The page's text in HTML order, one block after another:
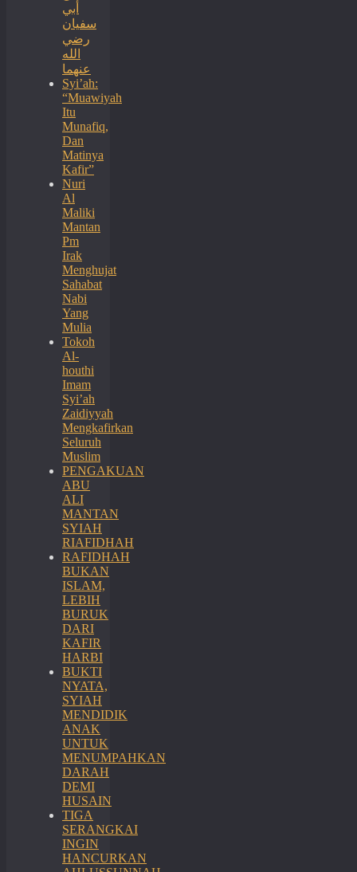
أبي
سفيان
رضي
الله
عنهما
Syi’ah:
“Muawiyah
Itu
Munafiq,
Dan
Matinya
Kafir”
Nuri
Al
Maliki
Mantan
Pm
Irak
Menghujat
Sahabat
Nabi
Yang
Mulia
Tokoh
Al-
houthi
Imam
Syi’ah
Zaidiyyah
Mengkafirkan
Seluruh
Muslim
PENGAKUAN
ABU
ALI
MANTAN
SYIAH
RIAFIDHAH
RAFIDHAH
BUKAN
ISLAM,
LEBIH
BURUK
DARI
KAFIR
HARBI
BUKTI
NYATA,
SYIAH
MENDIDIK
ANAK
UNTUK
MENUMPAHKAN
DARAH
DEMI
HUSAIN
TIGA
SERANGKAI
INGIN
HANCURKAN